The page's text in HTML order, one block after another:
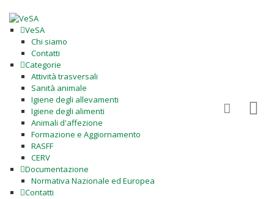
VeSA
Chi siamo
Contatti
Categorie
Attività trasversali
Sanità animale
Igiene degli allevamenti
Igiene degli alimenti
Animali d'affezione
Formazione e Aggiornamento
RASFF
CERV
Documentazione
Normativa Nazionale ed Europea
Contatti